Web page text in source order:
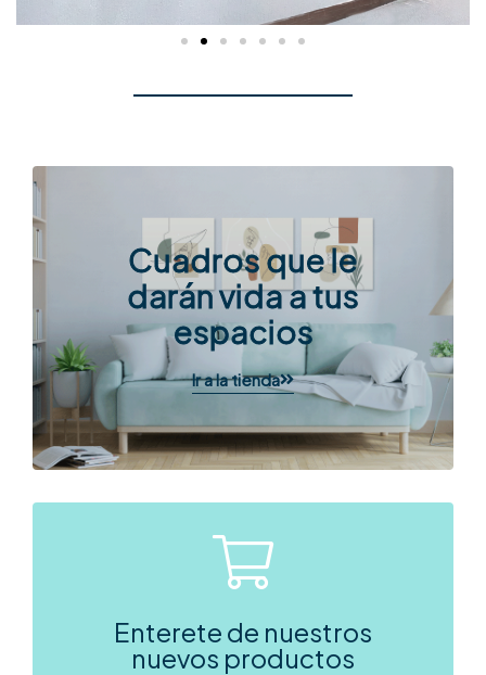
Cuadros que le
darán vida a tus
espacios
Ir a la tienda
Enterete de nuestros
nuevos productos